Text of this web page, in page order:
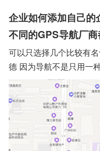
企业如何添加自己
不同的GPS导航厂商
可以只选择几个比较有
德 因为导航不是只用一